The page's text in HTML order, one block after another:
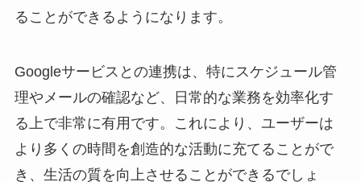
ることができるようになります。
Googleサービスとの連携は、特にスケジュール管
理やメールの確認など、日常的な業務を効率化す
る上で非常に有用です。これにより、ユーザーは
より多くの時間を創造的な活動に充てることがで
き、生活の質を向上させることができるでしょ